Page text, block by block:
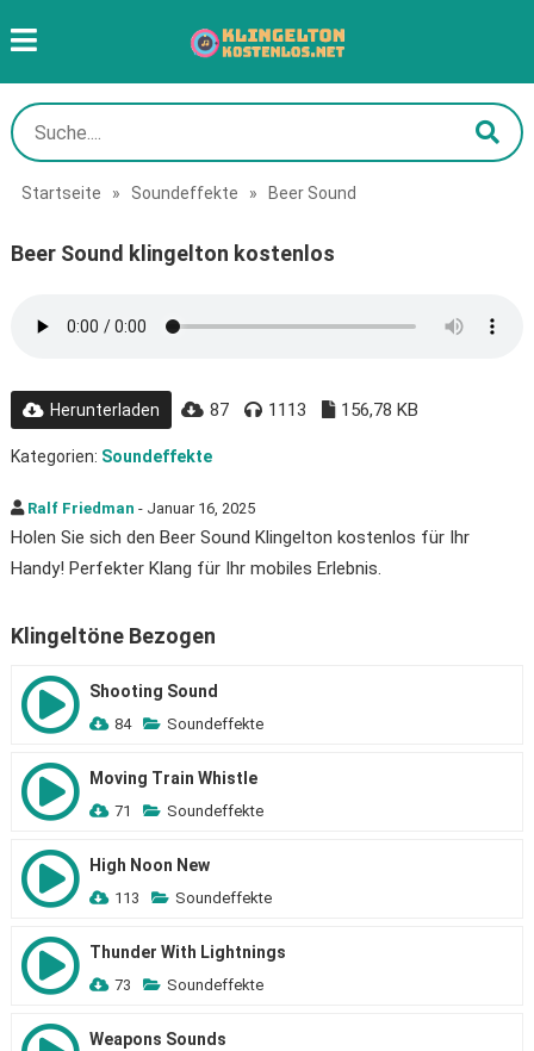
Startseite » Soundeffekte » Beer Sound
Beer Sound klingelton kostenlos
Herunterladen 87 1113 156,78 KB
Kategorien: Soundeffekte
Ralf Friedman - Januar 16, 2025
Holen Sie sich den Beer Sound Klingelton kostenlos für Ihr
Handy! Perfekter Klang für Ihr mobiles Erlebnis.
Klingeltöne Bezogen
Shooting Sound
84 Soundeffekte
Moving Train Whistle
71 Soundeffekte
High Noon New
113 Soundeffekte
Thunder With Lightnings
73 Soundeffekte
Weapons Sounds